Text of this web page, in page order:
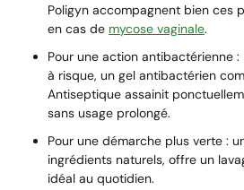
Poligyn accompagnent bien ces
en cas de mycose vaginale.
Pour une action antibactérienne
à risque, un gel antibactérien
Antiseptique assainit
sans usage prolongé.
Pour une démarche plus verte :
ingrédients naturels, offre un
idéal au quotidien.